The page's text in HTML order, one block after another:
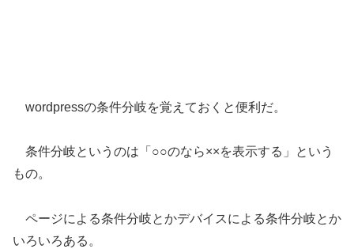
wordpressの条件分岐を覚えておくと便利だ。
条件分岐というのは「○○のなら××を表示する」という
もの。
ページによる条件分岐とかデバイスによる条件分岐とか
いろいろある。